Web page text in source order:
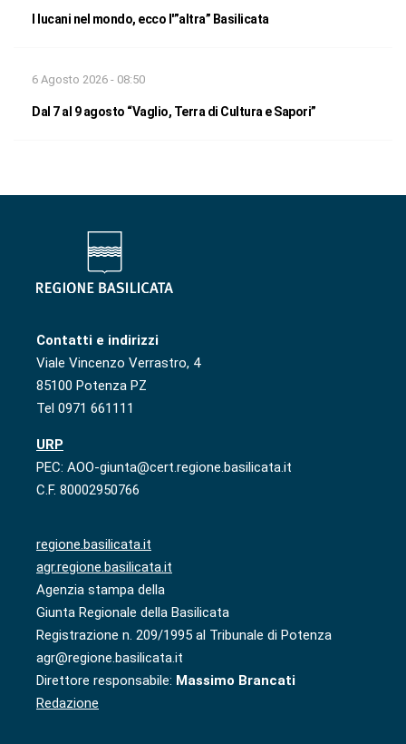
I lucani nel mondo, ecco l'”altra” Basilicata
6 Agosto 2026 - 08:50
Dal 7 al 9 agosto “Vaglio, Terra di Cultura e Sapori”
Contatti e indirizzi
Viale Vincenzo Verrastro, 4
85100 Potenza PZ
Tel 0971 661111
URP
PEC: AOO-giunta@cert.regione.basilicata.it
C.F. 80002950766
regione.basilicata.it
agr.regione.basilicata.it
Agenzia stampa della
Giunta Regionale della Basilicata
Registrazione n. 209/1995 al Tribunale di Potenza
agr@regione.basilicata.it
Direttore responsabile: Massimo Brancati
Redazione